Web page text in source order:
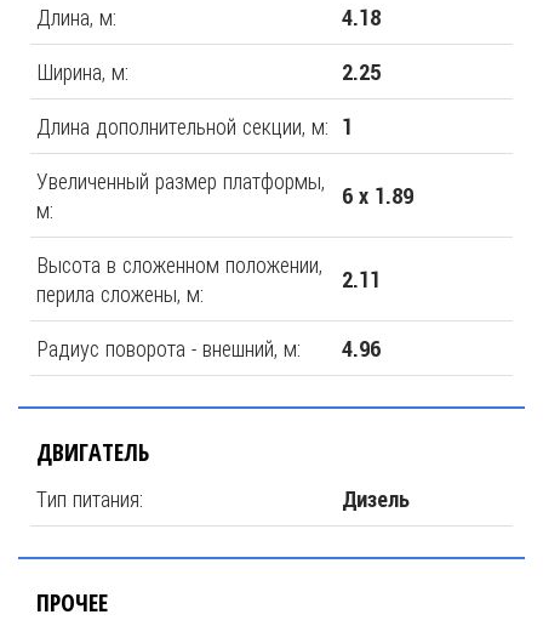
Длина, м: 4.18
Ширина, м: 2.25
Длина дополнительной секции, м: 1
Увеличенный размер платформы,
м:
6 x 1.89
Высота в сложенном положении,
перила сложены, м:
2.11
Радиус поворота - внешний, м: 4.96
ДВИГАТЕЛЬ
Тип питания: Дизель
ПРОЧЕЕ